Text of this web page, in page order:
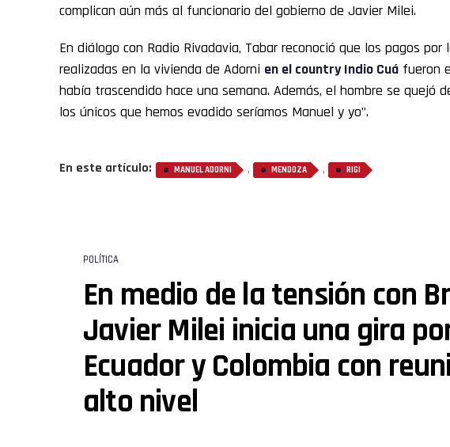
complican aún más al funcionario del gobierno de Javier Milei.
En diálogo con Radio Rivadavia, Tabar reconoció que los pagos por
realizadas en la vivienda de Adorni en el country Indio Cuá fueron
había trascendido hace una semana. Además, el hombre se quejó
los únicos que hemos evadido seríamos Manuel y yo”.
En este artículo: MANUEL ADORNI , MENDOZA , RIGI
POLÍTICA
En medio de la tensión con
Javier Milei inicia una gira
Ecuador y Colombia con
alto nivel